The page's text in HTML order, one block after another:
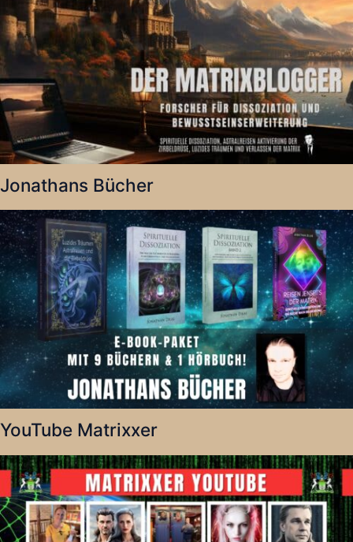
Jonathans Bücher
YouTube Matrixxer